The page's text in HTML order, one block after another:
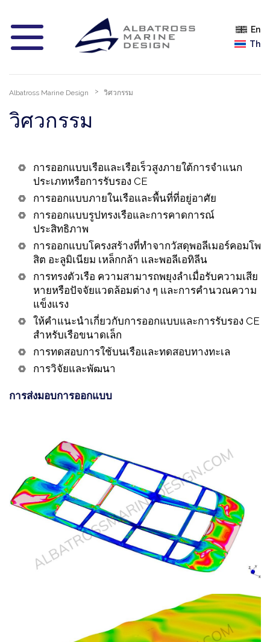
En
Th
Albatross Marine Design วิศวกรรม
วิศวกรรม
การออกแบบเรือและเรือเร็วสูงภายใต้การจำแนก
ประเภทหรือการรับรอง CE
การออกแบบภายในเรือและพื้นที่ที่อยู่อาศัย
การออกแบบรูปทรงเรือและการคาดการณ์
ประสิทธิภาพ
การออกแบบโครงสร้างที่ทำจากวัสดุพอลีเมอร์คอมโพ
สิต อะลูมิเนียม เหล็กกล้า และพอลีเอทิลีน
การทรงตัวเรือ ความสามารถพยุงลำเมื่อรับความเสีย
หายหรือปัจจัยแวดล้อมต่าง ๆ และการคำนวณความ
แข็งแรง
ให้คำแนะนำเกี่ยวกับการออกแบบและการรับรอง CE
สำหรับเรือขนาดเล็ก
การทดสอบการใช้บนเรือและทดสอบทางทะเล
การวิจัยและพัฒนา
การส่งมอบการออกแบบ